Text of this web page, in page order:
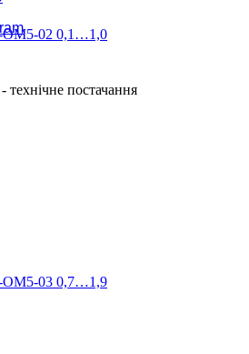
ОМ5-02 0,1…1,0
ОМ5-03 0,7…1,9
постачання